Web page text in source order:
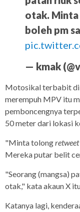
otak.
boleh pm
— kmak
Motosikal terbabit
merempuh MPV itu
pemboncengnya
50 meter dari lokasi
"Minta tolongretweet
Mereka putar belit
"Seorang (mangsa)
otak," kata akaun X
Katanya lagi,